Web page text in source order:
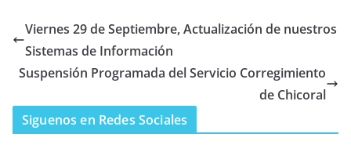
Viernes 29 de Septiembre, Actualización de nuestros
Sistemas de Información
Suspensión Programada del Servicio Corregimiento
de Chicoral
Siguenos en Redes Sociales